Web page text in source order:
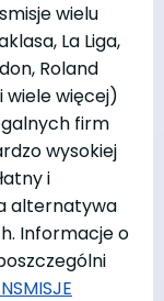
wielu
La Liga,
Roland
wiele więcej)
firm
wysokiej
i
alternatywa
Informacje o